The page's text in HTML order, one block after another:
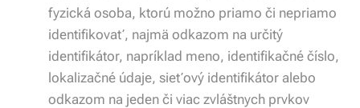
fyzická osoba, ktorú možno priamo či nepriamo
identifikovať, najmä odkazom na určitý
identifikátor, napríklad meno, identifikačné číslo,
lokalizačné údaje, sieťový identifikátor alebo
odkazom na jeden či viac zvláštnych prvkov